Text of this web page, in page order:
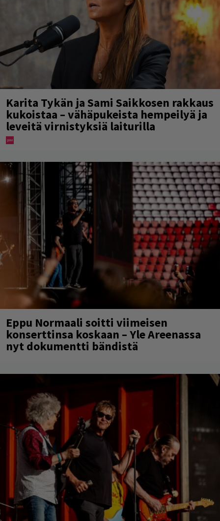
Karita Tykän ja Sami Saikkosen rakkaus
kukoistaa – vähäpukeista hempeilyä ja
leveitä virnistyksiä laiturilla
Eppu Normaali soitti viimeisen
konserttinsa koskaan – Yle Areenassa